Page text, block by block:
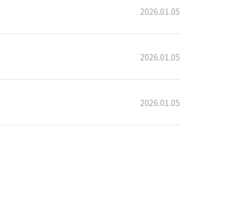
2026.01.05
2026.01.05
2026.01.05